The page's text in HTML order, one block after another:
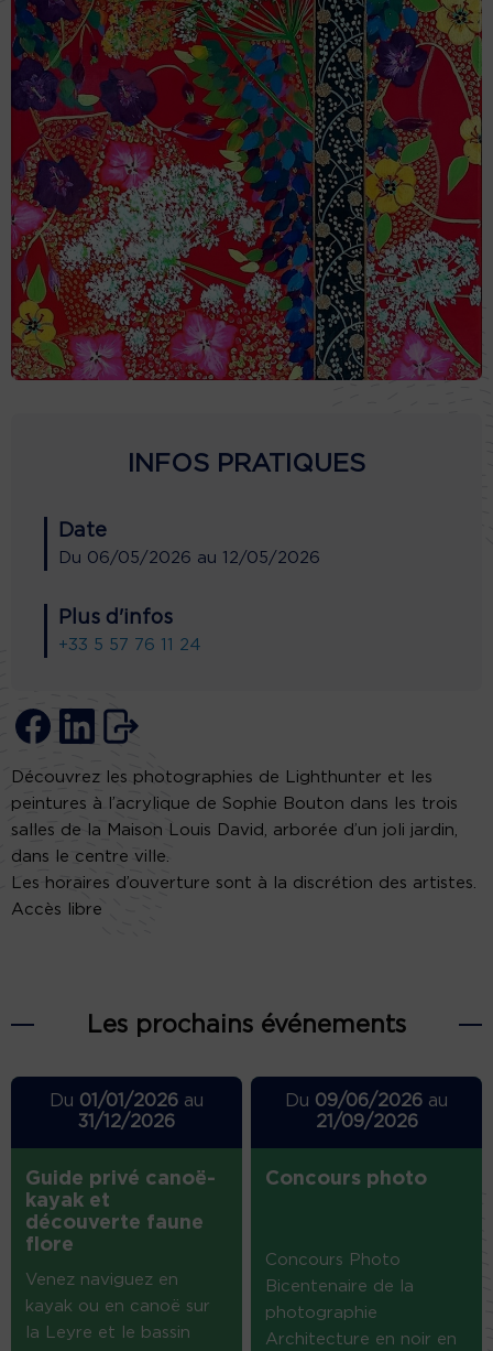
INFOS PRATIQUES
Date
Du 06/05/2026 au 12/05/2026
Plus d'infos
+33 5 57 76 11 24
Découvrez les photographies de Lighthunter et les
peintures à l’acrylique de Sophie Bouton dans les trois
salles de la Maison Louis David, arborée d’un joli jardin,
dans le centre ville.
Les horaires d’ouverture sont à la discrétion des artistes.
Accès libre
Les prochains événements
Du 01/01/2026au
31/12/2026
Guide privé canoë-
kayak et
découverte faune
flore
Venez naviguez en
kayak ou en canoë sur
la Leyre et le bassin
Du 09/06/2026 au
21/09/2026
Concours photo
Concours Photo
Bicentenaire de la
photographie
Architecture en noir en